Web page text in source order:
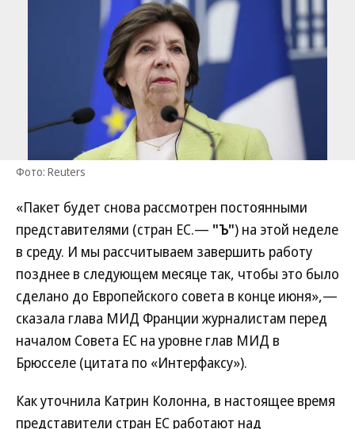
Фото: Reuters
«Пакет будет снова рассмотрен постоянными
представителями (стран ЕС.— "Ъ") на этой неделе
в среду. И мы рассчитываем завершить работу
позднее в следующем месяце так, чтобы это было
сделано до Европейского совета в конце июня»,—
сказала глава МИД Франции журналистам перед
началом Совета ЕС на уровне глав МИД в
Брюсселе (цитата по «Интерфаксу»).
Как уточнила Катрин Колонна, в настоящее время
представители стран ЕС работают над